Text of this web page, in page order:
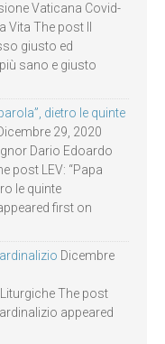
Vaticana Covid-
The post Il
giusto ed
sano e giusto
dietro le quinte
29, 2020
Dario Edoardo
post LEV: “Papa
le quinte
first on
Dicembre
The post
appeared